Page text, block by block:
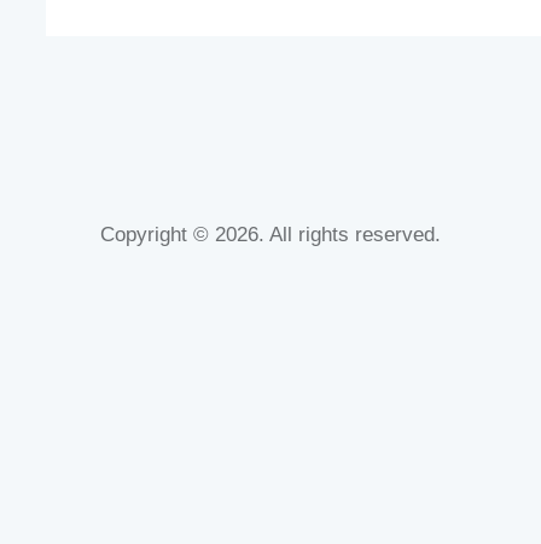
Copyright © 2026. All rights reserved.